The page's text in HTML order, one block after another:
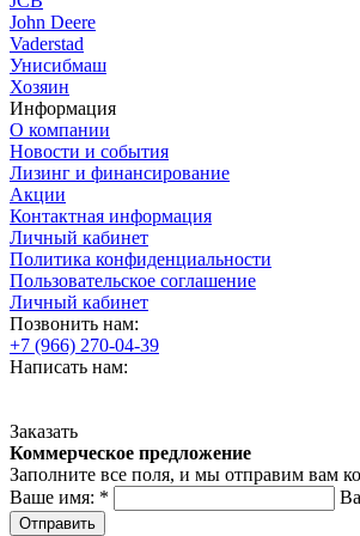
John Deere
Vaderstad
Унисибмаш
Хозяин
Информация
О компании
Новости и события
Лизинг и финансирование
Акции
Контактная информация
Личный кабинет
Политика конфиденциальности
Пользовательское соглашение
Личный кабинет
Позвонить нам:
+7 (966) 270-04-39
Написать нам:
Заказать
Коммерческое предложение
Заполните все поля, и мы отправим вам
Ваше имя: *